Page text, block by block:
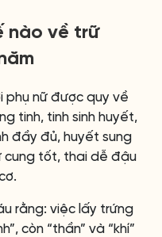
nào về trữ
phụ nữ được quy về
tinh, tinh sinh huyết,
đầy đủ, huyết sung
cung tốt, thai dễ đậu
rằng: việc lấy trứng
còn “thần” và “khí”